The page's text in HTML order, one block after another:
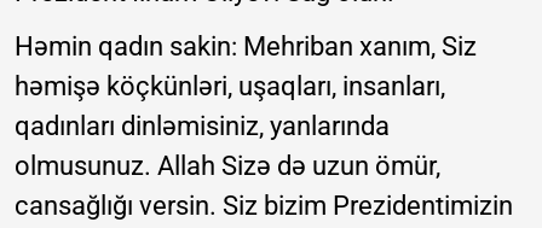
Həmin qadın sakin: Mehriban xanım, Siz
həmişə köçkünləri, uşaqları, insanları,
qadınları dinləmisiniz, yanlarında
olmusunuz. Allah Sizə də uzun ömür,
cansağlığı versin. Siz bizim Prezidentimizin